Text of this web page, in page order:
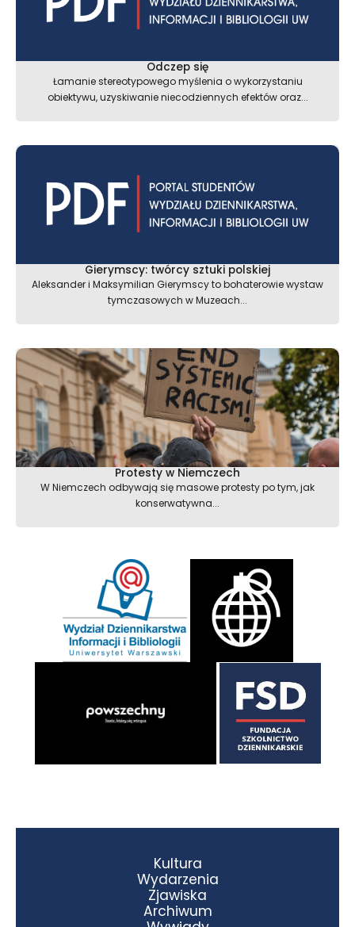
Odczep się
Łamanie stereotypowego myślenia o wykorzystaniu
obiektywu, uzyskiwanie niecodziennych efektów oraz...
Gierymscy: twórcy sztuki polskiej
Aleksander i Maksymilian Gierymscy to bohaterowie wystaw
tymczasowych w Muzeach...
Protesty w Niemczech
W Niemczech odbywają się masowe protesty po tym, jak
konserwatywna...
Kultura
Wydarzenia
Zjawiska
Archiwum